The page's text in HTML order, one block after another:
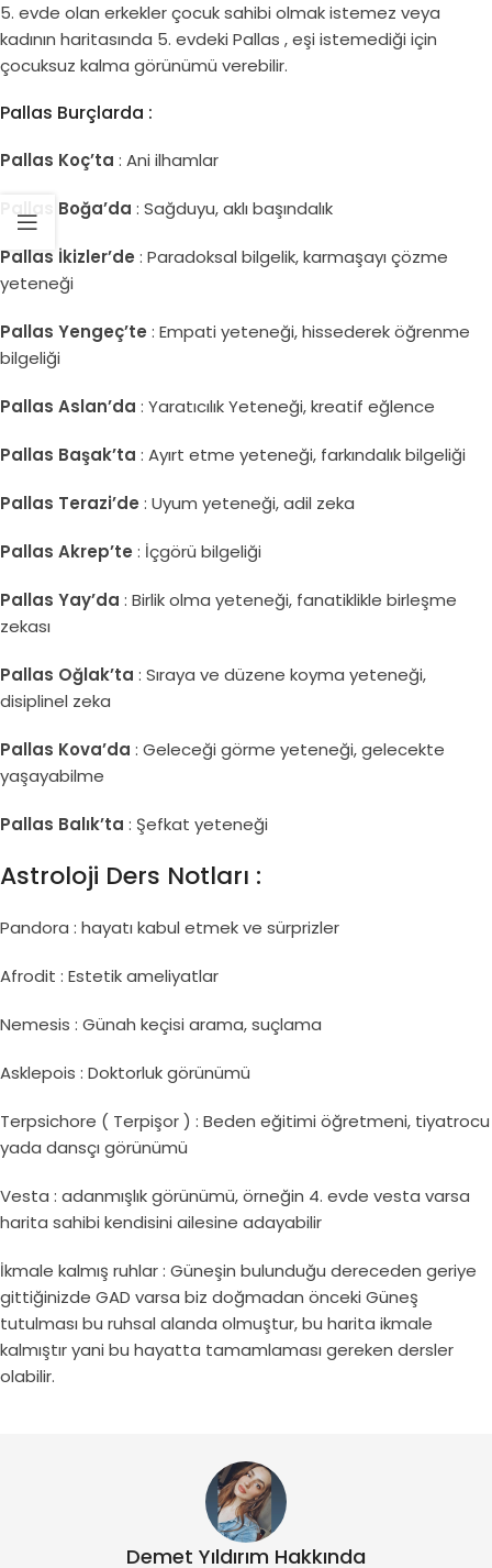
5. evde olan erkekler çocuk sahibi olmak istemez veya
kadının haritasında 5. evdeki Pallas , eşi istemediği için
çocuksuz kalma görünümü verebilir.
Pallas Burçlarda :
Pallas Koç’ta : Ani ilhamlar
Pallas Boğa’da : Sağduyu, aklı başındalık
Pallas İkizler’de : Paradoksal bilgelik, karmaşayı çözme
yeteneği
Pallas Yengeç’te : Empati yeteneği, hissederek öğrenme
bilgeliği
Pallas Aslan’da : Yaratıcılık Yeteneği, kreatif eğlence
Pallas Başak’ta : Ayırt etme yeteneği, farkındalık bilgeliği
Pallas Terazi’de : Uyum yeteneği, adil zeka
Pallas Akrep’te : İçgörü bilgeliği
Pallas Yay’da : Birlik olma yeteneği, fanatiklikle birleşme
zekası
Pallas Oğlak’ta : Sıraya ve düzene koyma yeteneği,
disiplinel zeka
Pallas Kova’da : Geleceği görme yeteneği, gelecekte
yaşayabilme
Pallas Balık’ta : Şefkat yeteneği
Astroloji Ders Notları :
Pandora : hayatı kabul etmek ve sürprizler
Afrodit : Estetik ameliyatlar
Nemesis : Günah keçisi arama, suçlama
Asklepois : Doktorluk görünümü
Terpsichore ( Terpişor ) : Beden eğitimi öğretmeni, tiyatrocu
yada dansçı görünümü
Vesta : adanmışlık görünümü, örneğin 4. evde vesta varsa
harita sahibi kendisini ailesine adayabilir
İkmale kalmış ruhlar : Güneşin bulunduğu dereceden geriye
gittiğinizde GAD varsa biz doğmadan önceki Güneş
tutulması bu ruhsal alanda olmuştur, bu harita ikmale
kalmıştır yani bu hayatta tamamlaması gereken dersler
olabilir.
Demet Yıldırım Hakkında